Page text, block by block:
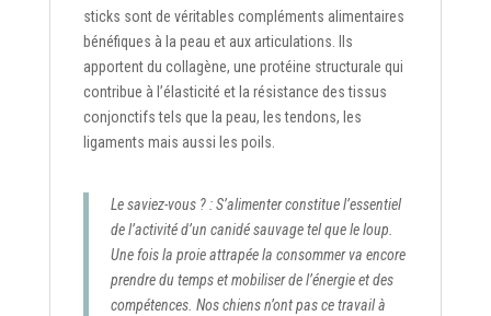
sticks sont de véritables compléments alimentaires
bénéfiques à la peau et aux articulations. Ils
apportent du collagène, une protéine structurale qui
contribue à l’élasticité et la résistance des tissus
conjonctifs tels que la peau, les tendons, les
ligaments mais aussi les poils.
Le saviez-vous ? : S’alimenter constitue l’essentiel
de l’activité d’un canidé sauvage tel que le loup.
Une fois la proie attrapée la consommer va encore
prendre du temps et mobiliser de l’énergie et des
compétences. Nos chiens n’ont pas ce travail à